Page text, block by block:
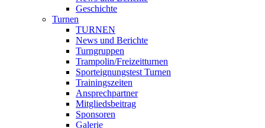
Geschichte
Turnen
TURNEN
News und Berichte
Turngruppen
Trampolin/Freizeitturnen
Sporteignungstest Turnen
Trainingszeiten
Ansprechpartner
Mitgliedsbeitrag
Sponsoren
Galerie